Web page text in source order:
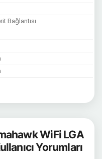
Bağlantısı
WiFi LGA
Yorumları